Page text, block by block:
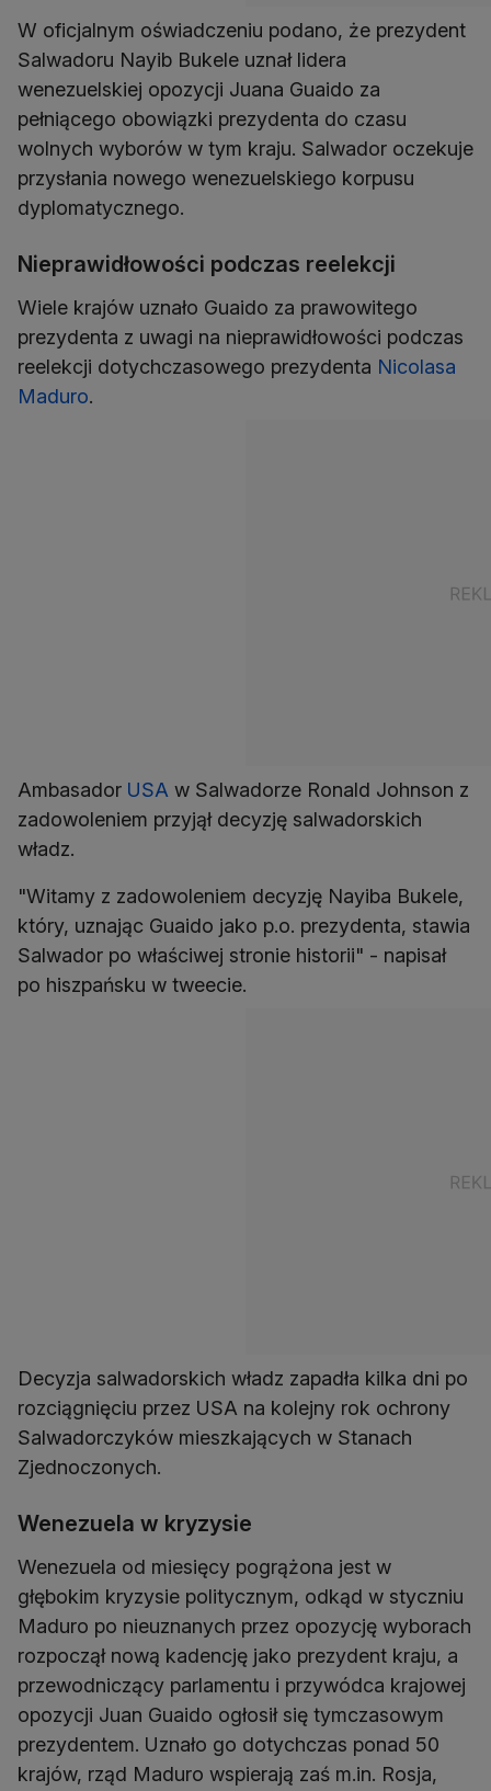
W oficjalnym oświadczeniu podano, że prezydent
Salwadoru Nayib Bukele uznał lidera
wenezuelskiej opozycji Juana Guaido za
pełniącego obowiązki prezydenta do czasu
wolnych wyborów w tym kraju. Salwador oczekuje
przysłania nowego wenezuelskiego korpusu
dyplomatycznego.
Nieprawidłowości podczas reelekcji
Wiele krajów uznało Guaido za prawowitego
prezydenta z uwagi na nieprawidłowości podczas
reelekcji dotychczasowego prezydenta Nicolasa
Maduro.
Ambasador USA w Salwadorze Ronald Johnson z
zadowoleniem przyjął decyzję salwadorskich
władz.
"Witamy z zadowoleniem decyzję Nayiba Bukele,
który, uznając Guaido jako p.o. prezydenta, stawia
Salwador po właściwej stronie historii" - napisał
po hiszpańsku w tweecie.
Decyzja salwadorskich władz zapadła kilka dni po
rozciągnięciu przez USA na kolejny rok ochrony
Salwadorczyków mieszkających w Stanach
Zjednoczonych.
Wenezuela w kryzysie
Wenezuela od miesięcy pogrążona jest w
głębokim kryzysie politycznym, odkąd w styczniu
Maduro po nieuznanych przez opozycję wyborach
rozpoczął nową kadencję jako prezydent kraju, a
przewodniczący parlamentu i przywódca krajowej
opozycji Juan Guaido ogłosił się tymczasowym
prezydentem. Uznało go dotychczas ponad 50
krajów, rząd Maduro wspierają zaś m.in. Rosja,